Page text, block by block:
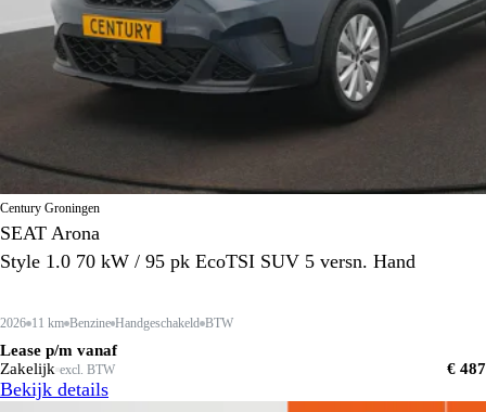
Century Groningen
SEAT Arona
Style 1.0 70 kW / 95 pk EcoTSI SUV 5 versn. Hand
2026 11 km Benzine Handgeschakeld BTW
Lease p/m vanaf
Zakelijk excl. BTW € 487
Bekijk details